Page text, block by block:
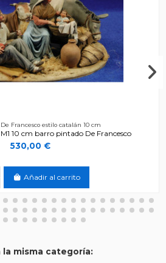
Francesco estilo catalán 10 cm
10 cm barro pintado De Francesco
530,00 €
Añadir al carrito
misma categoría: